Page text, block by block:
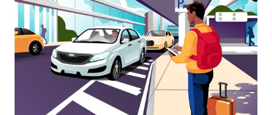
calendário
selecionar
uma
data.
Prima